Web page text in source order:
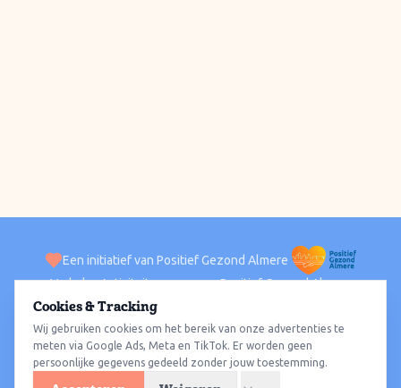
Een initiatief van Positief Gezond Almere
VerhalenActiviteiten Positief Gezond Almere
ACTIVITEITEN PER WIJK
Alle wijkenAlmere HavenAlmere StadAlmere BuitenAlmere Poort
Almere HoutAlmere OosterwoldWat te doen
Cookies & Tracking
Wij gebruiken cookies om het bereik van onze advertenties te
meten via Google Ads, Meta en TikTok. Er worden geen
persoonlijke gegevens gedeeld zonder jouw toestemming.